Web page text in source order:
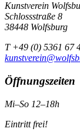
Kunstverein
Schlossstraße 8
38448 Wolfsburg
T +49 (0) 5361 67
Öffnungszeiten
Mi–So 12–18h
Eintritt frei!